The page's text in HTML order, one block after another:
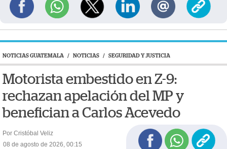
NOTICIAS GUATEMALA / NOTICIAS / SEGURIDAD Y JUSTICIA
Motorista embestido en Z-9:
rechazan apelación del MP y
benefician a Carlos Acevedo
Por Cristóbal Veliz
08 de agosto de 2026, 00:15